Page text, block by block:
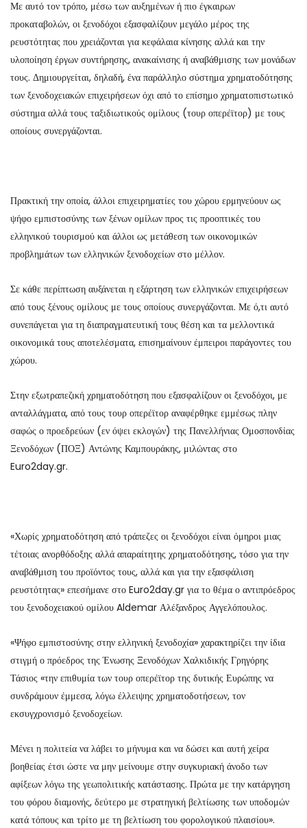
Με αυτό τον τρόπο, μέσω των αυξημένων ή πιο έγκαιρων
προκαταβολών, οι ξενοδόχοι εξασφαλίζουν μεγάλο μέρος της
ρευστότητας που χρειάζονται για κεφάλαια κίνησης αλλά και την
υλοποίηση έργων συντήρησης, ανακαίνισης ή αναβάθμισης των μονάδων
τους. Δημιουργείται, δηλαδή, ένα παράλληλο σύστημα χρηματοδότησης
των ξενοδοχειακών επιχειρήσεων όχι από το επίσημο χρηματοπιστωτικό
σύστημα αλλά τους ταξιδιωτικούς ομίλους (τουρ οπερέϊτορ) με τους
οποίους συνεργάζονται.
Πρακτική την οποία, άλλοι επιχειρηματίες του χώρου ερμηνεύουν ως
ψήφο εμπιστοσύνης των ξένων ομίλων προς τις προοπτικές του
ελληνικού τουρισμού και άλλοι ως μετάθεση των οικονομικών
προβλημάτων των ελληνικών ξενοδοχείων στο μέλλον.
Σε κάθε περίπτωση αυξάνεται η εξάρτηση των ελληνικών επιχειρήσεων
από τους ξένους ομίλους με τους οποίους συνεργάζονται. Με ό,τι αυτό
συνεπάγεται για τη διαπραγματευτική τους θέση και τα μελλοντικά
οικονομικά τους αποτελέσματα, επισημαίνουν έμπειροι παράγοντες του
χώρου.
Στην εξωτραπεζική χρηματοδότηση που εξασφαλίζουν οι ξενοδόχοι, με
ανταλλάγματα, από τους τουρ οπερέϊτορ αναφέρθηκε εμμέσως πλην
σαφώς ο προεδρεύων (εν όψει εκλογών) της Πανελλήνιας Ομοσπονδίας
Ξενοδόχων (ΠΟΞ) Αντώνης Καμπουράκης, μιλώντας στο
Euro2day.gr.
«Χωρίς χρηματοδότηση από τράπεζες οι ξενοδόχοι είναι όμηροι μιας
τέτοιας ανορθόδοξης αλλά απαραίτητης χρηματοδότησης, τόσο για την
αναβάθμιση του προϊόντος τους, αλλά και για την εξασφάλιση
ρευστότητας» επεσήμανε στο Euro2day.gr για το θέμα ο αντιπρόεδρος
του ξενοδοχειακού ομίλου Aldemar Αλέξανδρος Αγγελόπουλος.
«Ψήφο εμπιστοσύνης στην ελληνική ξενοδοχία» χαρακτηρίζει την ίδια
στιγμή ο πρόεδρος της Ένωσης Ξενοδόχων Χαλκιδικής Γρηγόρης
Τάσιος «την επιθυμία των τουρ οπερέϊτορ της δυτικής Ευρώπης να
συνδράμουν έμμεσα, λόγω έλλειψης χρηματοδοτήσεων, τον
εκσυγχρονισμό ξενοδοχείων.
Μένει η πολιτεία να λάβει το μήνυμα και να δώσει και αυτή χείρα
βοηθείας έτσι ώστε να μην μείνουμε στην συγκυριακή άνοδο των
αφίξεων λόγω της γεωπολιτικής κατάστασης. Πρώτα με την κατάργηση
του φόρου διαμονής, δεύτερο με στρατηγική βελτίωσης των υποδομών
κατά τόπους και τρίτο με τη βελτίωση του φορολογικού πλαισίου».